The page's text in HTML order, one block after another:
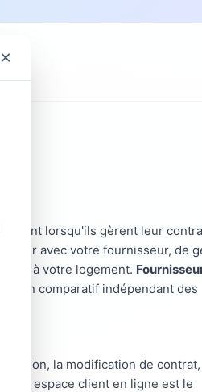
lorsqu'ils gèrent leur
avec votre fournisseur, de
à votre logement.
et un comparatif indépendant des
la modification de
espace client en ligne est le
×